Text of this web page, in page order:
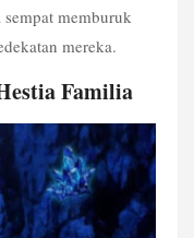
memburuk
mereka.
Familia